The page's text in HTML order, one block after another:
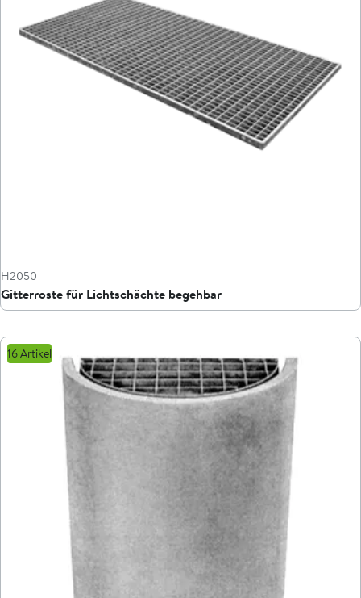
H2050
Gitterroste für Lichtschächte begehbar
16 Artikel